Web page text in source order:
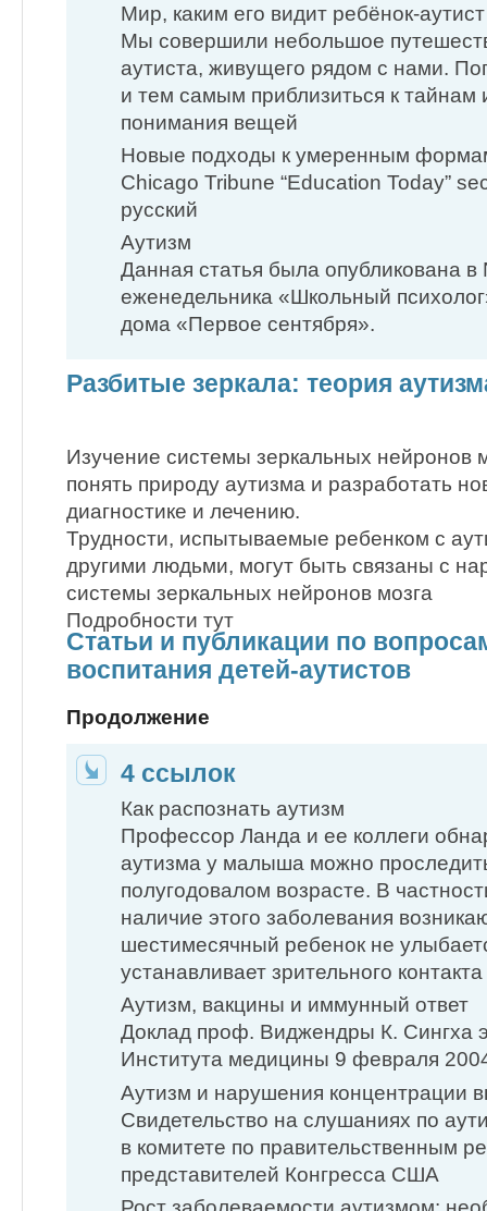
Мир, каким его видит ребёнок-аутист
Мы совершили небольшое
аутиста, живущего рядом с нами.
и тем самым приблизиться к тайнам
понимания вещей
Новые подходы к умеренным
Chicago Tribune “Education Today”
русский
Аутизм
Данная статья была опубликована в
еженедельника «Школьный
дома «Первое сентября».
Разбитые зеркала: теория
Изучение системы зеркальных нейронов
понять природу аутизма и разработать
диагностике и лечению.
Трудности, испытываемые ребенком с
другими людьми, могут быть связаны с
системы зеркальных нейронов мозга
Подробности тут
Статьи и публикации по
воспитания детей-аутистов
Продолжение
4 ссылок
Как распознать аутизм
Профессор Ланда и ее коллеги
аутизма у малыша можно
полугодовалом возрасте. В
наличие этого заболевания
шестимесячный ребенок не
устанавливает зрительного
Аутизм, вакцины и иммунный ответ
Доклад проф. Виджендры К. Сингха
Института медицины 9 февраля
Аутизм и нарушения концентрации
Свидетельство на слушаниях по
в комитете по правительственным
представителей Конгресса США